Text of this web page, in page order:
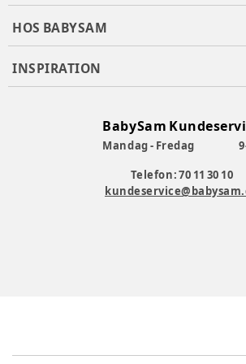
HOS BABYSAM
INSPIRATION
BabySam
Mandag - Fredag
Telefon: 70 11 30 10